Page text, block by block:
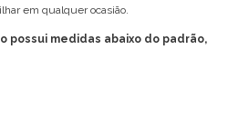
em qualquer ocasião.
possui medidas abaixo do padrão,